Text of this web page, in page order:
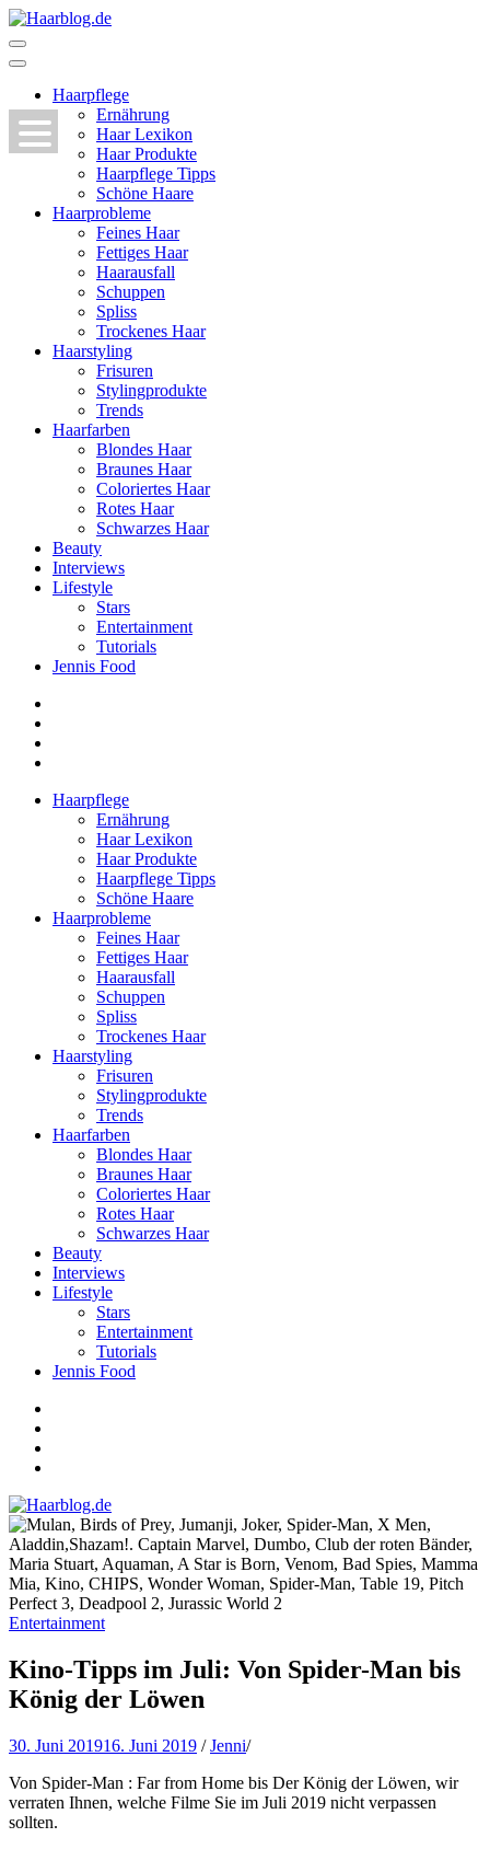
Zum
Inhalt
springen
drücken)Haarpflege
Ernährung
Haar Lexikon
Haar Produkte
Haarpflege Tipps
Schöne Haare
Haarprobleme
Feines Haar
Fettiges Haar
Haarausfall
Schuppen
Spliss
Trockenes Haar
Haarstyling
Frisuren
Stylingprodukte
Trends
Haarfarben
Blondes Haar
Braunes Haar
Coloriertes Haar
Rotes Haar
Schwarzes Haar
Beauty
Interviews
Lifestyle
Stars
Entertainment
Tutorials
Jennis Food
Haarpflege
Ernährung
Haar Lexikon
Haar Produkte
Haarpflege Tipps
Schöne Haare
Haarprobleme
Feines Haar
Fettiges Haar
Haarausfall
Schuppen
Spliss
Trockenes Haar
Haarstyling
Frisuren
Stylingprodukte
Trends
Haarfarben
Blondes Haar
Braunes Haar
Coloriertes Haar
Rotes Haar
Schwarzes Haar
Beauty
Interviews
Lifestyle
Stars
Entertainment
Tutorials
Jennis Food
Haarblog.de
Haarpflege | Haarstyling | Beauty | Entertainment
Entertainment
Kino-Tipps im Juli: Von Spider-Man bis
König der Löwen
30. Juni 201916. Juni 2019 /Jenni/
Von Spider-Man : Far from Home bis Der König der Löwen, wir
verraten Ihnen, welche Filme Sie im Juli 2019 nicht verpassen
sollten.